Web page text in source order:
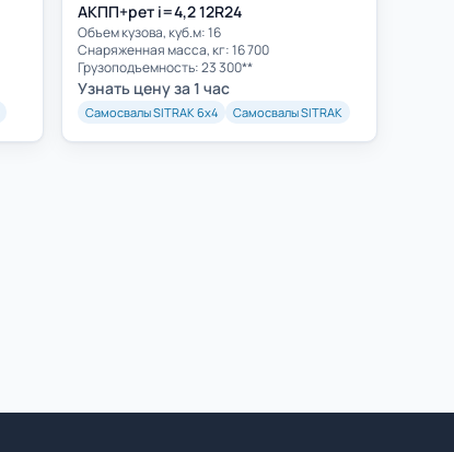
АКПП+рет i=4,2 12R24
Объем кузова, куб.м: 16
Cнаряженная масса, кг: 16 700
Грузоподъемность: 23 300**
Узнать цену за 1 час
Самосвалы SITRAK 6х4 Самосвалы SITRAK